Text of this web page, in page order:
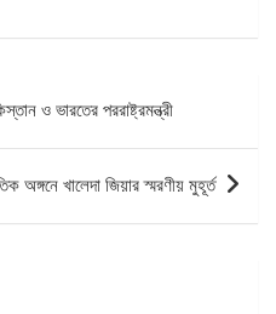
ও ভারতের পররাষ্ট্রমন্ত্রী
অঙ্গনে খালেদা জিয়ার স্মরণীয় মুহূর্ত